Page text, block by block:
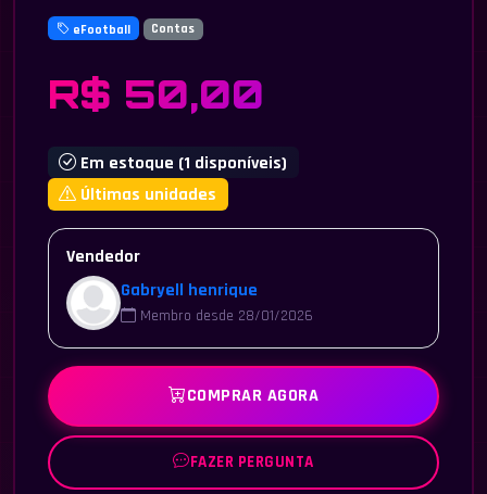
eFootball Contas
R$ 50,00
Em estoque (1 disponíveis)
Últimas unidades
Vendedor
Gabryell henrique
Membro desde 28/01/2026
COMPRAR AGORA
FAZER PERGUNTA